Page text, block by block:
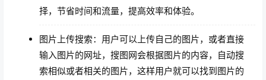
择，节省时间和流量，提高效率和体验。
图片上传搜索：用户可以上传自己的图片，或者直接
输入图片的网址，搜图网会根据图片的内容，自动搜
索相似或者相关的图片，这样用户就可以找到图片的